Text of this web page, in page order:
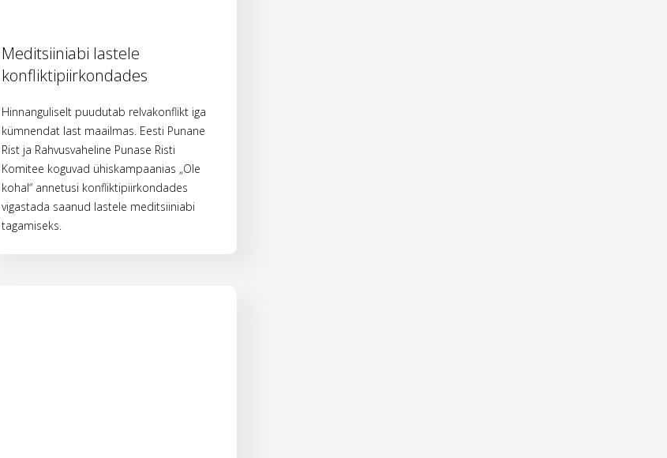
Meditsiiniabi lastele
konfliktipiirkondades
Hinnanguliselt puudutab relvakonflikt iga
kümnendat last maailmas. Eesti Punane
Rist ja Rahvusvaheline Punase Risti
Komitee koguvad ühiskampaanias „Ole
kohal“ annetusi konfliktipiirkondades
vigastada saanud lastele meditsiiniabi
tagamiseks.